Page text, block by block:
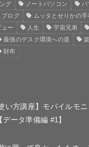
グ
ノートパソコン
パ
ブログ
ムッタとせりかの
ュー 人生 宇宙兄弟
最強のデスク環境への道
財布
い方講座】モバイルモ
ータ準備編 #1】